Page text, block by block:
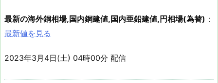
最新の海外銅相場,国内銅建値,国内亜鉛建値,円相場(為替) ：
最新値を見る
2023年3月4日(土) 04時00分 配信